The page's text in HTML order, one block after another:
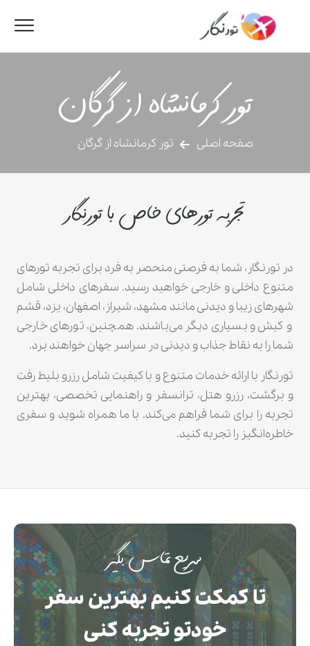
تور کرمانشاه از گرگان
صفحه اصلی تور کرمانشاه از گرگان
تجربه تورهای خاص با تورنگار
در تورنگار، شما به فرصتی منحصر به فرد برای تجربه تورهای
متنوع داخلی و خارجی خواهید رسید. سفرهای داخلی شامل
شهرهای زیبا و دیدنی مانند مشهد، شیراز، اصفهان، یزد، قشم
و کیش و بسیاری دیگر می‌باشند. همچنین، تورهای خارجی
شما را به نقاط جذاب و دیدنی در سراسر جهان خواهند برد.
تورنگار با ارائه خدمات متنوع و با کیفیت شامل رزرو بلیط رفت
و برگشت، رزرو هتل، ترانسفر و راهنمایی تخصصی، بهترین
تجربه را برای شما فراهم می‌کند. با ما همراه شوید و سفری
خاطره‌انگیز را تجربه کنید.
سریع تماس بگیر
تا کمکت کنیم بهترین سفر
خودتو تجربه کنی